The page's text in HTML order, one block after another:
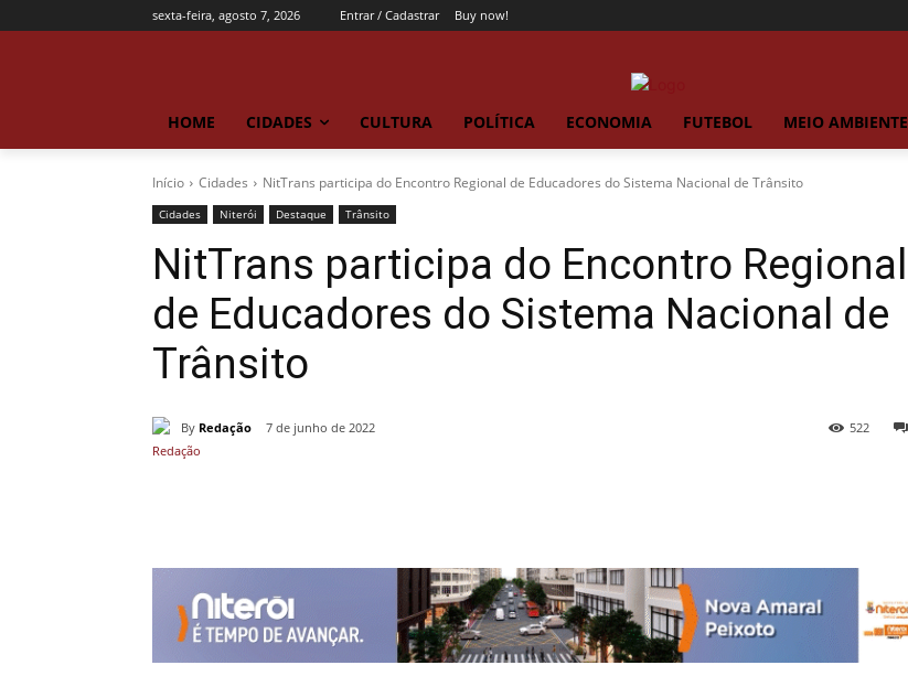
sexta-feira, agosto 7, 2026 Entrar / Cadastrar Buy now!
HOME CIDADES CULTURA POLÍTICA ECONOMIA FUTEBOL MEIO AMBIENTE
Início Cidades NitTrans participa do Encontro Regional de Educadores do Sistema Nacional de Trânsito
Cidades Niterói Destaque Trânsito
NitTrans participa do Encontro Regional
de Educadores do Sistema Nacional de
Trânsito
By Redação 7 de junho de 2022 522